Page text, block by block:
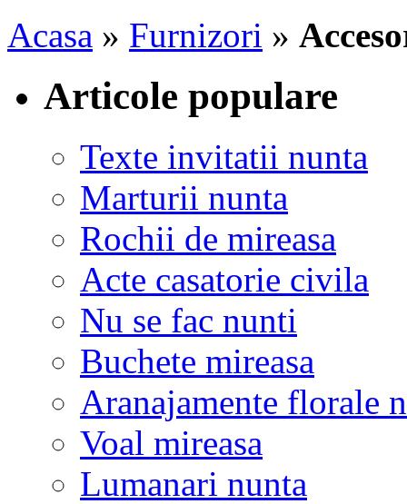
Acasa » Furnizori »
Articole populare
Texte invitatii nunta
Marturii nunta
Rochii de mireasa
Acte casatorie civila
Nu se fac nunti
Buchete mireasa
Aranajamente florale
Voal mireasa
Lumanari nunta